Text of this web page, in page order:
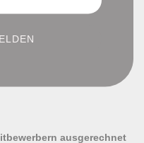
ausgerechnet